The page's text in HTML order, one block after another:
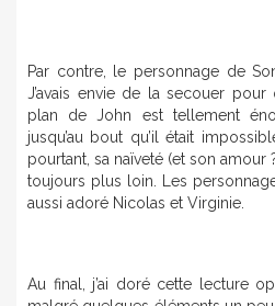
Par contre, le personnage de
J’avais envie de la secouer
plan de John est tellement
jusqu’au bout qu’il était
pourtant, sa naïveté (et son amour
toujours plus loin. Les
aussi adoré Nicolas et Virginie.
Au final, j’ai doré cette lecture